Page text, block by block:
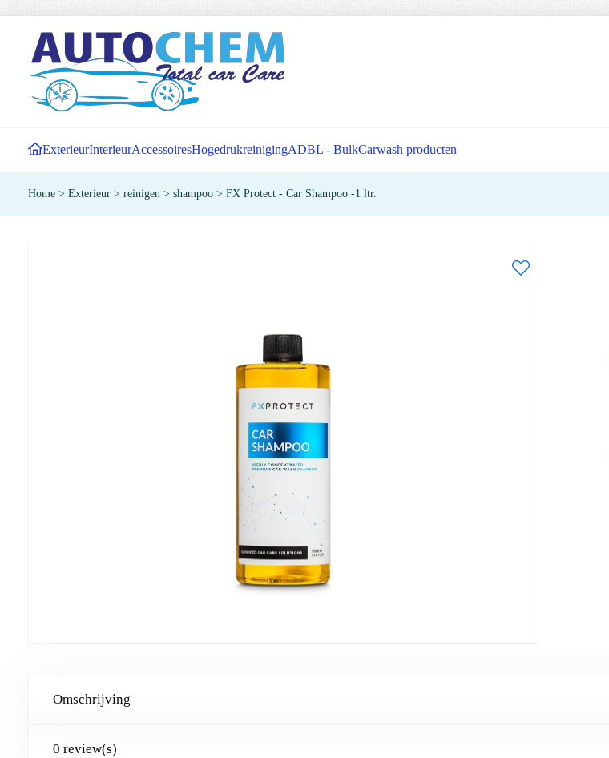
ExterieurInterieurAccessoiresHogedrukreinigingADBL - BulkCarwash producten
Home > Exterieur > reinigen > shampoo > FX Protect - Car Shampoo -1 ltr.
Omschrijving
0 review(s)